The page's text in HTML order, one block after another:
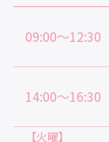
09:00～12:30
14:00～16:30
【火曜】